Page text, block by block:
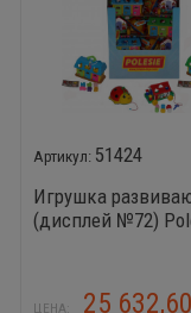
51424
Игрушка
(дисплей №72)
Домик для зверей
ЦЕНА: 25 632,60